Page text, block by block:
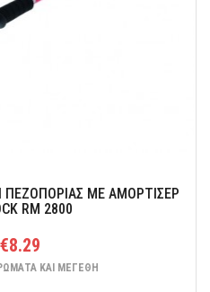
ΜΕ ΑΜΟΡΤΙΣΕΡ
RM 2800
€8.29
ΚΑΙ ΜΕΓΕΘΗ
βάρος ασθενούς: 100 κιλά.
1 έτος.